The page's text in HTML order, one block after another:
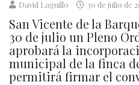
David Laguillo 30 de julio de
San Vicente de la
30 de julio un Pleno
aprobará la
municipal de la finca
permitirá firmar el